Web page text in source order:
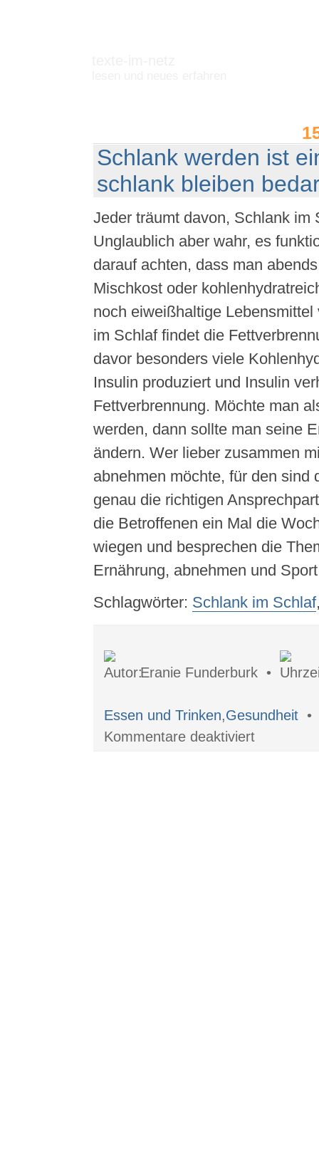
Schlank werden ist
schlank bleiben
Jeder träumt davon, Schlank im
Unglaublich aber wahr, es
darauf achten, dass man
Mischkost oder
noch eiweißhaltige
im Schlaf findet die
davor besonders viele
Insulin produziert und Insulin
Fettverbrennung. Möchte man
werden, dann sollte man seine
ändern. Wer lieber zusammen
abnehmen möchte, für den sind
genau die richtigen
die Betroffenen ein Mal die
wiegen und besprechen die
Ernährung, abnehmen und
Schlagwörter: Schlank im Schlaf
Eranie Funderburk •
Essen und Trinken,Gesundheit
Kommentare deaktiviertSchlank